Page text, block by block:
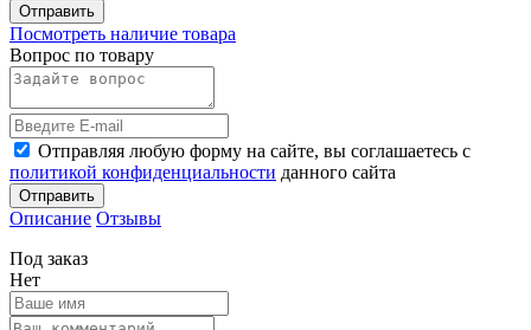
Отправить
Посмотреть наличие товара
Вопрос по товару
Отправляя любую форму на сайте, вы соглашаетесь с
политикой конфиденциальности данного сайта
Отправить
Описание Отзывы
Под заказ
Нет